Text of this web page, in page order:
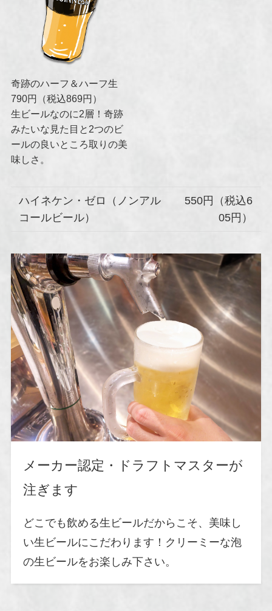
奇跡のハーフ＆ハーフ生
790円（税込869円）
生ビールなのに2層！奇跡
みたいな見た目と2つのビ
ールの良いところ取りの美
味しさ。
ハイネケン・ゼロ（ノンアル
コールビール）
550円（税込6
05円）
メーカー認定・ドラフトマスターが
注ぎます
どこでも飲める生ビールだからこそ、美味し
い生ビールにこだわります！クリーミーな泡
の生ビールをお楽しみ下さい。